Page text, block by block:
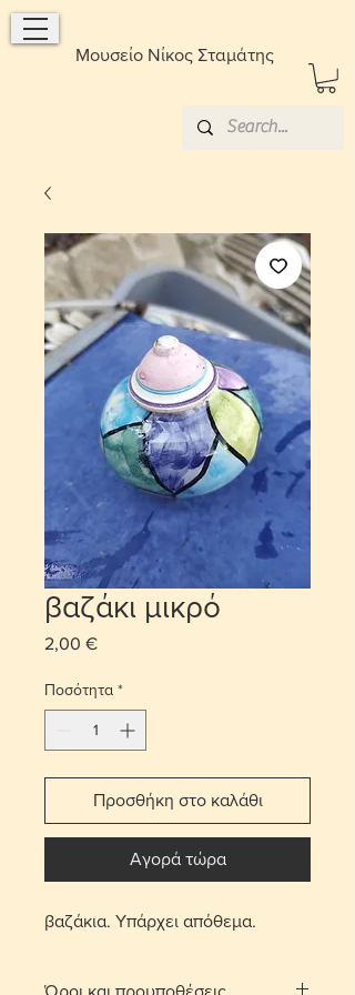
Μουσείο Νίκος Σταμάτης
βαζάκι μικρό
2,00 €Τιμή
Ποσότητα *
Προσθήκη στο καλάθι
Αγορά τώρα
βαζάκια. Υπάρχει απόθεμα.
Όροι και προυποθέσεις